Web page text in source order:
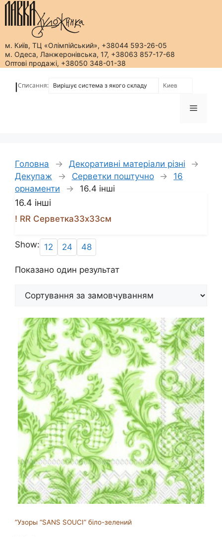
м. Київ, ТЦ «Олімпійський», +38044 593-26-05
м. Одеса, Ланжеронівська, 17, +38063 857-17-68
Оптові продажі, +38050 348-01-38
Списання:
Меню
Головна → Декоративні матеріали різні
→
Декупаж
→ Серветки поштучно →
16
орнаменти
→ 16.4 інші
16.4 інші
! RR Серветка33х33см
Show: 12 24 48
Показано один результат
”Узоры “SANS SOUCI” біло-зелений